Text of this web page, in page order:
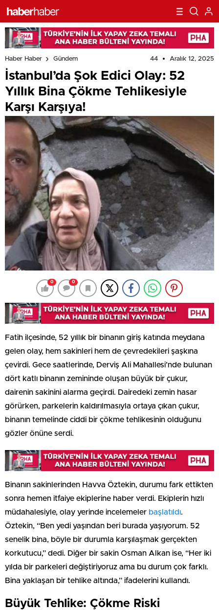
Haber Haber Gündem 44 Aralık 12, 2025
İstanbul’da Şok Edici Olay: 52
Yıllık Bina Çökme Tehlikesiyle
Karşı Karşıya!
0 0
Fatih ilçesinde, 52 yıllık bir binanın giriş katında meydana
gelen olay, hem sakinleri hem de çevredekileri şaşkına
çevirdi. Gece saatlerinde, Derviş Ali Mahallesi’nde bulunan
dört katlı binanın zemininde oluşan büyük bir çukur,
dairenin sakinini alarma geçirdi. Dairedeki zemin hasar
görürken, parkelerin kaldırılmasıyla ortaya çıkan çukur,
binanın temelinde ciddi bir çökme tehlikesinin olduğunu
gözler önüne serdi.
Binanın sakinlerinden Havva Öztekin, durumu fark ettikten
sonra hemen itfaiye ekiplerine haber verdi. Ekiplerin hızlı
müdahalesiyle, olay yerinde incelemeler başlatıldı.
Öztekin, “Ben yedi yaşından beri burada yaşıyorum. 52
senelik bina, böyle bir durumla karşılaşmak gerçekten
korkutucu,” dedi. Diğer bir sakin Osman Alkan ise, “Her iki
yılda bir parkeleri değiştiriyoruz ama bu durum çok farklı.
Bina yaklaşan bir tehlike altında,” ifadelerini kullandı.
Büyük Tehlike: Çökme Riski